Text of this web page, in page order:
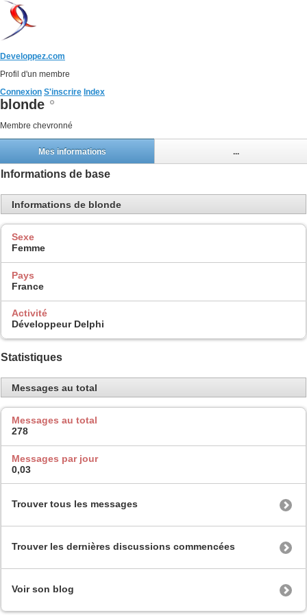
Developpez.com
Profil d'un membre
Connexion S'inscrire Index
blonde
Membre chevronné
Mes informations ...
Informations de base
Informations de blonde
Sexe
Femme
Pays
France
Activité
Développeur Delphi
Statistiques
Messages au total
Messages au total
278
Messages par jour
0,03
Trouver tous les messages
Trouver les dernières discussions commencées
Voir son blog